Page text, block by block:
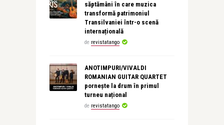
săptămâni în care muzica
transformă patrimoniul
Transilvaniei într-o scenă
internațională
de revistatango
ANOTIMPURI/VIVALDI
ROMANIAN GUITAR QUARTET
pornește la drum în primul
turneu național
de revistatango